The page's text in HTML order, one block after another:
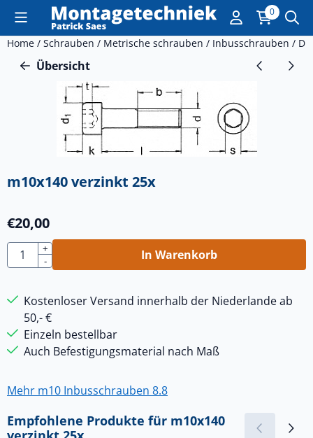
Cookie-Einstellungen sind derzeit geschlossen. 0
Home / Schrauben / Metrische schrauben / Inbusschrauben /
Übersicht
m10x140 verzinkt 25x
€20,00
Anzahl
+
-
In Warenkorb
Kostenloser Versand innerhalb der Niederlande ab
50,- €
Einzeln bestellbar
Auch Befestigungsmaterial nach Maß
Mehr m10 Inbusschrauben 8.8
Empfohlene Produkte für m10x140